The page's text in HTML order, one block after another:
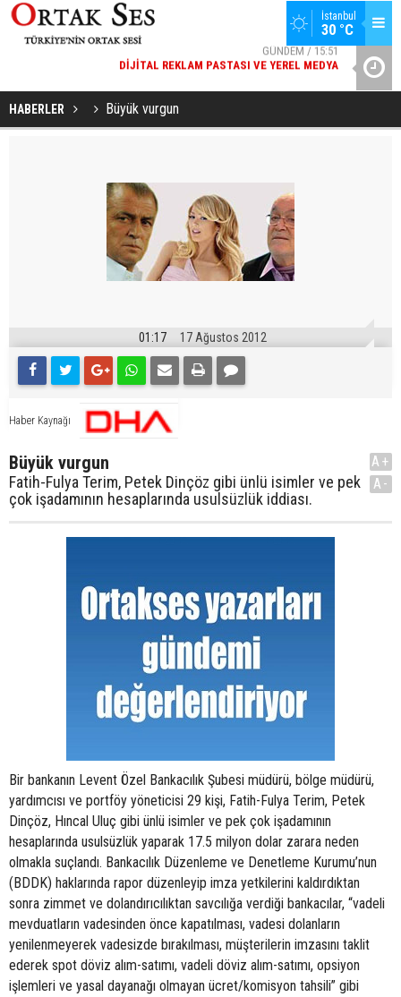
İstanbul
30 °C
GÜNDEM / 15:51
DIJITAL REKLAM PASTASI VE YEREL MEDYA
SPOR / 14:20
GENÇLERBIRLIĞI SPOR KULÜBÜNDEN AÇIKLAMA GELDI
HABERLER Büyük vurgun
01:17 17 Ağustos 2012
Haber Kaynağı
Büyük vurgun
Fatih-Fulya Terim, Petek Dinçöz gibi ünlü isimler ve pek
çok işadamının hesaplarında usulsüzlük iddiası.
A+
A-
Bir bankanın Levent Özel Bankacılık Şubesi müdürü, bölge müdürü,
yardımcısı ve portföy yöneticisi 29 kişi, Fatih-Fulya Terim, Petek
Dinçöz, Hıncal Uluç gibi ünlü isimler ve pek çok işadamının
hesaplarında usulsüzlük yaparak 17.5 milyon dolar zarara neden
olmakla suçlandı. Bankacılık Düzenleme ve Denetleme Kurumu’nun
(BDDK) haklarında rapor düzenleyip imza yetkilerini kaldırdıktan
sonra zimmet ve dolandırıcılıktan savcılığa verdiği bankacılar, “vadeli
mevduatların vadesinden önce kapatılması, vadesi dolanların
yenilenmeyerek vadesizde bırakılması, müşterilerin imzasını taklit
ederek spot döviz alım-satımı, vadeli döviz alım-satımı, opsiyon
işlemleri ve yasal dayanağı olmayan ücret/komisyon tahsili” gibi